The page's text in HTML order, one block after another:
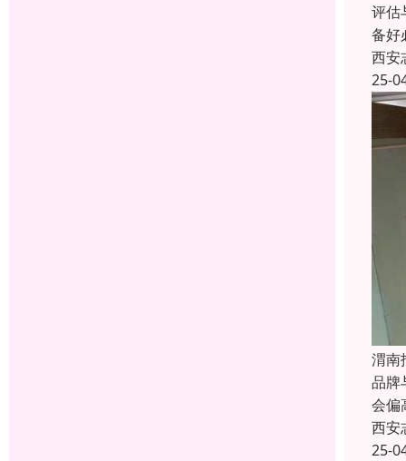
评估
备好
西安
25-
渭南
品牌
会偏
西安
25-